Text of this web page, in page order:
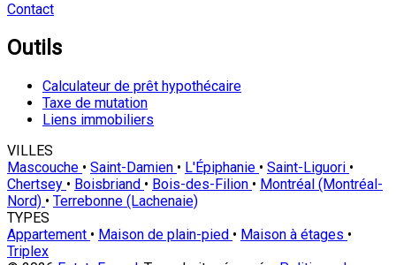
Contact
Outils
Calculateur de prêt hypothécaire
Taxe de mutation
Liens immobiliers
VILLES
Mascouche • Saint-Damien • L'Épiphanie • Saint-Liguori •
Chertsey • Boisbriand • Bois-des-Filion • Montréal (Montréal-
Nord) • Terrebonne (Lachenaie)
TYPES
Appartement • Maison de plain-pied • Maison à étages •
Triplex